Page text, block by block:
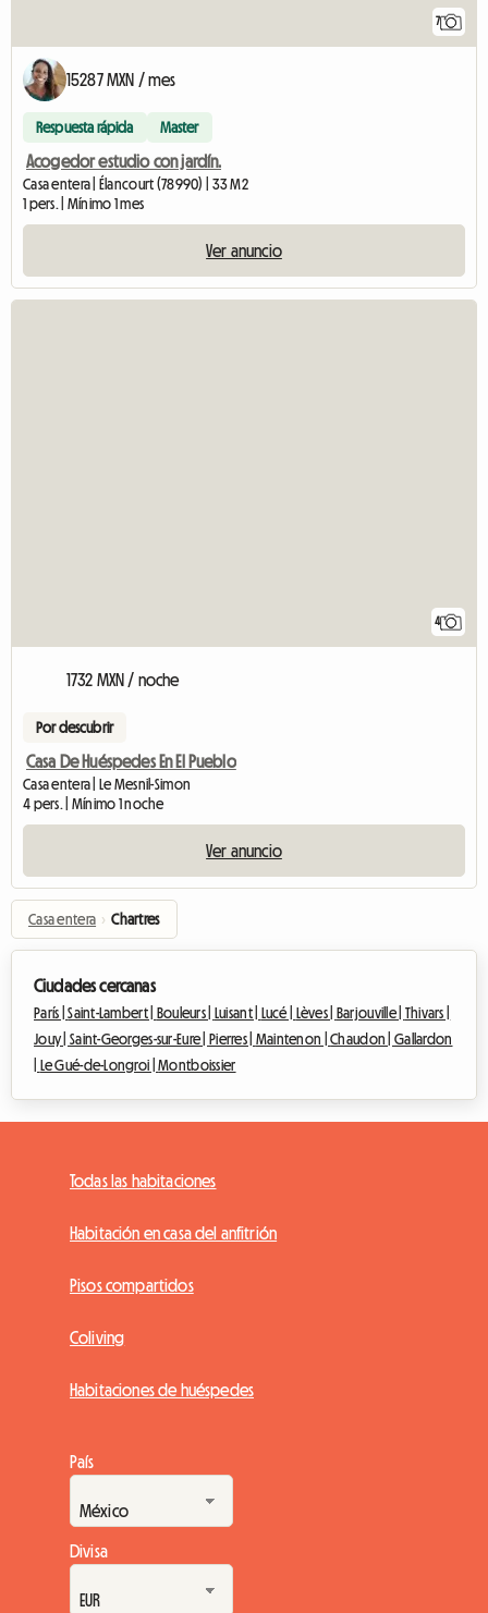
7
15287 MXN / mes
Respuesta rápida Master
Acogedor estudio con jardín.
Casa entera | Élancourt (78990) | 33 M2
1 pers. | Mínimo 1 mes
Ver anuncio
4
1732 MXN / noche
Por descubrir
Casa De Huéspedes En El Pueblo
Casa entera | Le Mesnil-Simon
4 pers. | Mínimo 1 noche
Ver anuncio
Casa entera › Chartres
Ciudades cercanas
París |Saint-Lambert | Bouleurs | Luisant | Lucé | Lèves | Barjouville | Thivars |
Jouy | Saint-Georges-sur-Eure | Pierres | Maintenon |Chaudon | Gallardon
Le Gué-de-Longroi |Montboissier
Todas las habitaciones
Habitación en casa del anfitrión
Pisos compartidos
Coliving
Habitaciones de huéspedes
País
Divisa